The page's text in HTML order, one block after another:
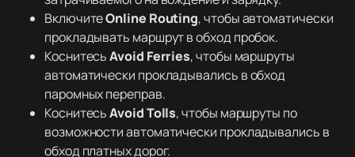
ВключитеOnline Routing, чтобы автоматически
прокладывать маршрут в обход пробок.
КоснитесьAvoid Ferries, чтобы маршруты
автоматически прокладывались в обход
паромных переправ.
КоснитесьAvoid Tolls, чтобы маршруты по
возможности автоматически прокладывались в
обход платных дорог.